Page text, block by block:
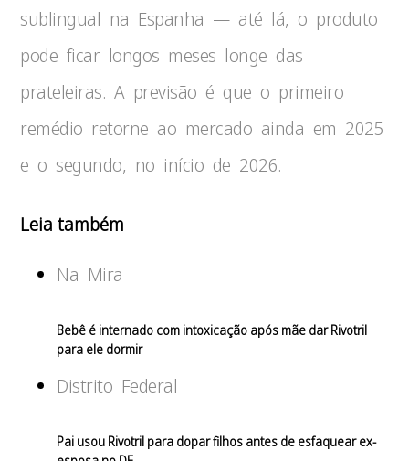
sublingual na Espanha — até lá, o produto
pode ficar longos meses longe das
prateleiras. A previsão é que o primeiro
remédio retorne ao mercado ainda em 2025
e o segundo, no início de 2026.
Leia também
Na Mira
Bebê é internado com intoxicação após mãe dar Rivotril
para ele dormir
Distrito Federal
Pai usou Rivotril para dopar filhos antes de esfaquear ex-